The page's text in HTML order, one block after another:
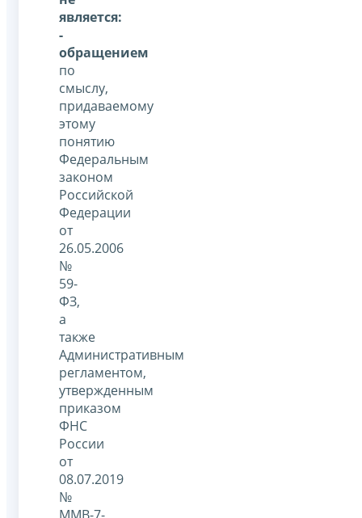
является:
-
обращением
по
смыслу,
придаваемому
этому
понятию
Федеральным
законом
Российской
Федерации
от
26.05.2006
№
59-
ФЗ,
а
также
Административным
регламентом,
утвержденным
приказом
ФНС
России
от
08.07.2019
№